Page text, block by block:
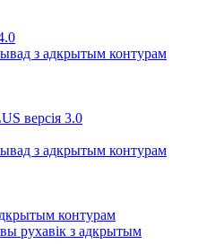
з адкрытым контурам
версія 3.0
з адкрытым контурам
контурам
рухавік з адкрытым